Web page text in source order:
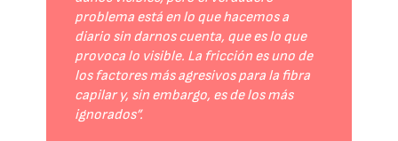
problema está en lo que hacemos a
diario sin darnos cuenta, que es lo que
provoca lo visible. La fricción es uno de
los factores más agresivos para la fibra
capilar y, sin embargo, es de los más
ignorados”.